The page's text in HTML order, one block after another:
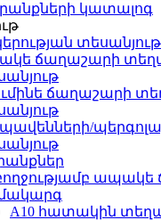
կատալոգ
տեսանյութ
ճաղաշարի
ճաղաշարի
A10 հատակին